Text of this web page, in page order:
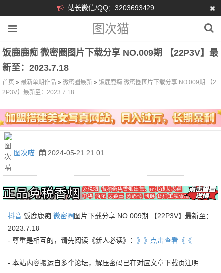
站长微信/QQ：3203693429
图次猫
饭鹿鹿痴 微密圈图片下载分享 NO.009期 【22P3V】最
新至：2023.7.18
首页 » 最新单期作品 » 微密圈最新 » 饭鹿鹿痴 微密圈图片下载分享 NO.009期 【2
2P3V】最新至：2023.7.18
图次喵 2024-05-21 21:01
抖音 饭鹿鹿痴 微密圈 图片下载分享 NO.009期 【22P3V】最新至：
2023.7.18
- 尊重是相互的，请先阅读《新人必读》： 》》点击查看《《
- 本站内容搬运自多个论坛，解压密码已在对应文章下载页注明